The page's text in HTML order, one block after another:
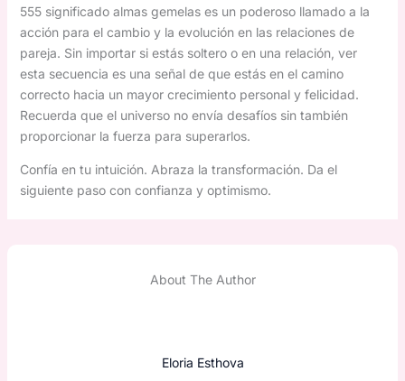
555 significado almas gemelas es un poderoso llamado a la
acción para el cambio y la evolución en las relaciones de
pareja. Sin importar si estás soltero o en una relación, ver
esta secuencia es una señal de que estás en el camino
correcto hacia un mayor crecimiento personal y felicidad.
Recuerda que el universo no envía desafíos sin también
proporcionar la fuerza para superarlos.
Confía en tu intuición. Abraza la transformación. Da el
siguiente paso con confianza y optimismo.
About The Author
Eloria Esthova